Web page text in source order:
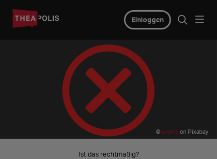
Einloggen
© janjf93 on Pixabay
Ist das rechtmäßig?